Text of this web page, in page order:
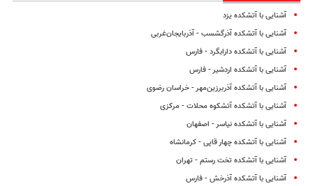
آشنایی با آتشکده یزد
آشنایی با آتشکده آذرگشسب - آذربایجان‌غربی
آشنایی با آتشکده دارابگرد - فارس
آشنایی با آتشکده اردشیر - فارس
آشنایی با آتشکده آذربرزین‌مهر - خراسان رضوی
آشنایی با آتشکده آتشکوه محلات - مرکزی
آشنایی با آتشکده نیاسر - اصفهان
آشنایی با آتشکده چهار قاپی - کرمانشاه
آشنایی با آتشکده تخت رستم - تهران
آشنایی با آتشکده آذرخش - فارس